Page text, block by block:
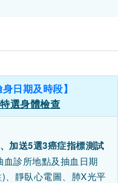
日期及時段】
選身體檢查
加送5選3癌症指標測試
診所地點及抽血日期
、靜臥心電圖、肺X光平